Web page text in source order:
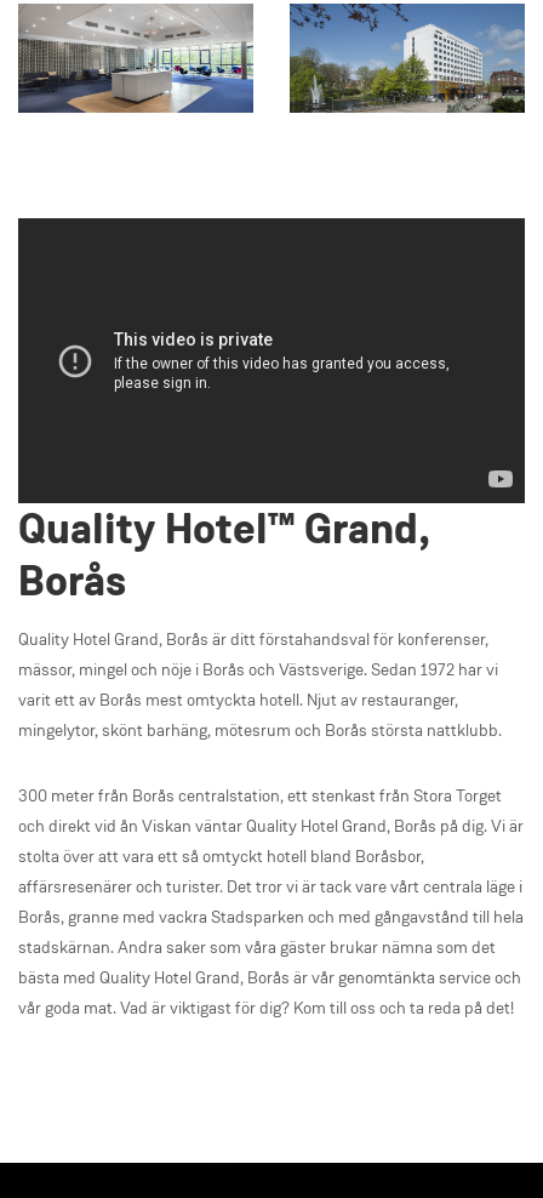
Quality Hotel™ Grand,
Borås
Quality Hotel Grand, Borås är ditt förstahandsval för konferenser,
mässor, mingel och nöje i Borås och Västsverige. Sedan 1972 har vi
varit ett av Borås mest omtyckta hotell. Njut av restauranger,
mingelytor, skönt barhäng, mötesrum och Borås största nattklubb.
300 meter från Borås centralstation, ett stenkast från Stora Torget
och direkt vid ån Viskan väntar Quality Hotel Grand, Borås på dig. Vi är
stolta över att vara ett så omtyckt hotell bland Boråsbor,
affärsresenärer och turister. Det tror vi är tack vare vårt centrala läge i
Borås, granne med vackra Stadsparken och med gångavstånd till hela
stadskärnan. Andra saker som våra gäster brukar nämna som det
bästa med Quality Hotel Grand, Borås är vår genomtänkta service och
vår goda mat. Vad är viktigast för dig? Kom till oss och ta reda på det!